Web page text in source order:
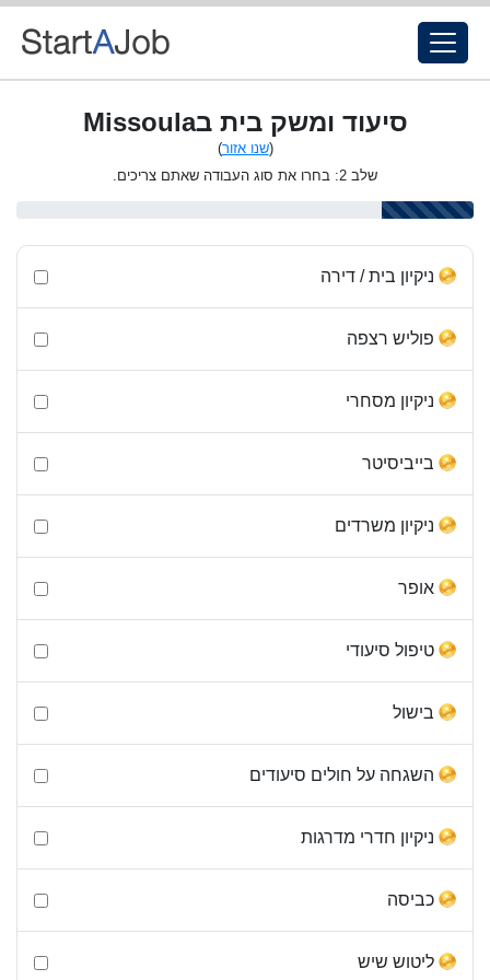
סיעוד ומשק בית בMissoula
(שנו אזור)
שלב 2: בחרו את סוג העבודה שאתם צריכים.
ניקיון בית / דירה
פוליש רצפה
ניקיון מסחרי
בייביסיטר
ניקיון משרדים
אופר
טיפול סיעודי
בישול
השגחה על חולים סיעודים
ניקיון חדרי מדרגות
כביסה
ליטוש שיש